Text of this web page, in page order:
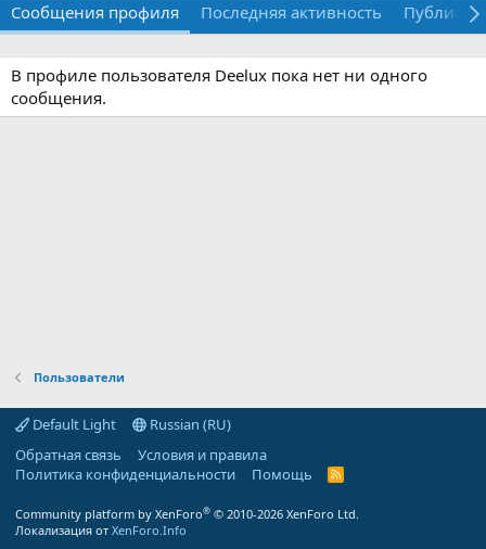
Сообщения профиля Последняя активность
В профиле пользователя Deelux пока нет ни одного
сообщения.
Пользователи
Default Light
Russian (RU)
Обратная связь
Условия и правила
Политика конфиденциальности
Помощь
R
Community platform by XenForo® © 2010-2026 XenForo Ltd.
Локализация от XenForo.Info